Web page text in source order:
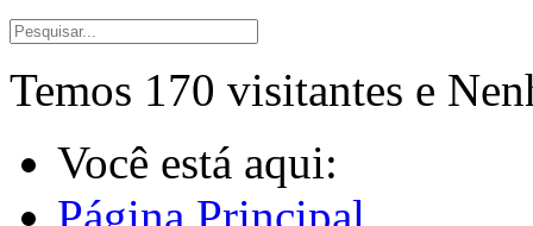
Temos 170 visitantes e
Você está aqui: